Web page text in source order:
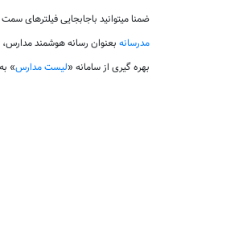
ضمنا میتوانید باجابجایی فیلترهای
مدرسانه بعنوان رسانه هوشمند
بهره گیری از سامانه «لیست مدارس»